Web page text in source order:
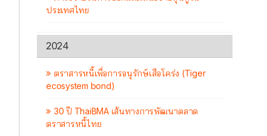
ประเทศไทย
2024
ตราสารหนี้เพื่อการอนุรักษ์เสือโคร่ง (Tiger
ecosystem bond)
30 ปี ThaiBMA เส้นทางการพัฒนาตลาด
ตราสารหนี้ไทย